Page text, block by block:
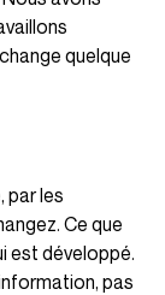
quelque
par les
Ce que
est développé.
pas